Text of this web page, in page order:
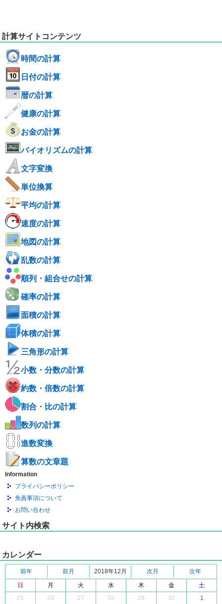
計算サイトコンテンツ
時間の計算
日付の計算
暦の計算
健康の計算
お金の計算
バイオリズムの計算
文字変換
単位換算
平均の計算
速度の計算
地図の計算
乱数の計算
順列・組合せの計算
確率の計算
面積の計算
体積の計算
三角形の計算
小数・分数の計算
約数・倍数の計算
割合・比の計算
数列の計算
進数変換
算数の文章題
Information
プライバシーポリシー
免責事項について
お問い合わせ
サイト内検索
カレンダー
前年 前月 2018年12月 次月
次年
日
月 火 水 木 金
土
25
26 27 28 29 30 1